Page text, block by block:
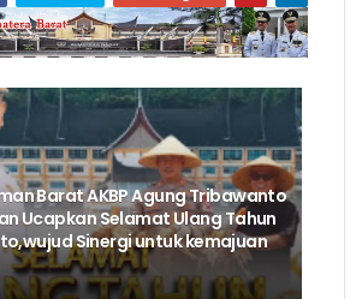
Barat AKBP Agung Tribawanto
Ucapkan Selamat Ulang Tahun
Sinergi untuk kemajuan